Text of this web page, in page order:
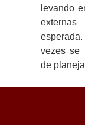
levando
vezes se
de